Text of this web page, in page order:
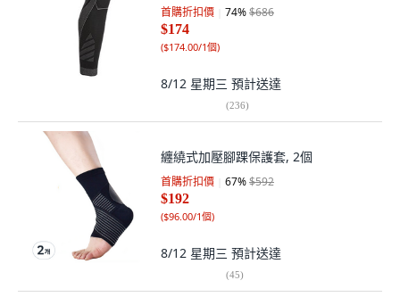
首購折扣價 74%$686
$174
($174.00/1個)
8/12 星期三 預計送達
(236)
纏繞式加壓腳踝保護套, 2個
首購折扣價 67%$592
$192
($96.00/1個)
8/12 星期三 預計送達
(45)